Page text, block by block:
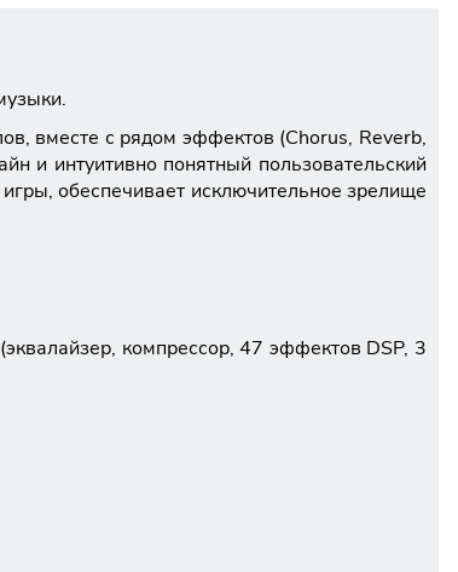
вместе с рядом эффектов (Chorus, Reverb,
и интуитивно понятный пользовательский
обеспечивает исключительное зрелище
компрессор, 47 эффектов DSP, 3